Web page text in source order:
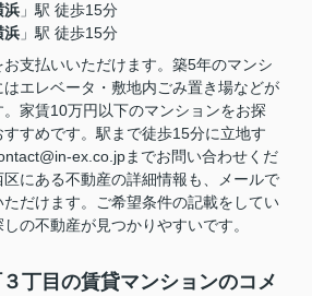
浜 」駅 徒歩15分
浜 」駅 徒歩15分
支払いいただけます。築5年のマンシ
はエレベータ・敷地内ごみ置き場などが
家賃10万円以下のマンションをお探
すすめです。駅まで徒歩15分に立地す
ex.co.jpまでお問い合わせくだ
区にある不動産の詳細情報も、メールで
ただけます。ご希望条件の記載をしてい
の不動産が見つかりやすいです。
丁目の賃貸マンションのコメ